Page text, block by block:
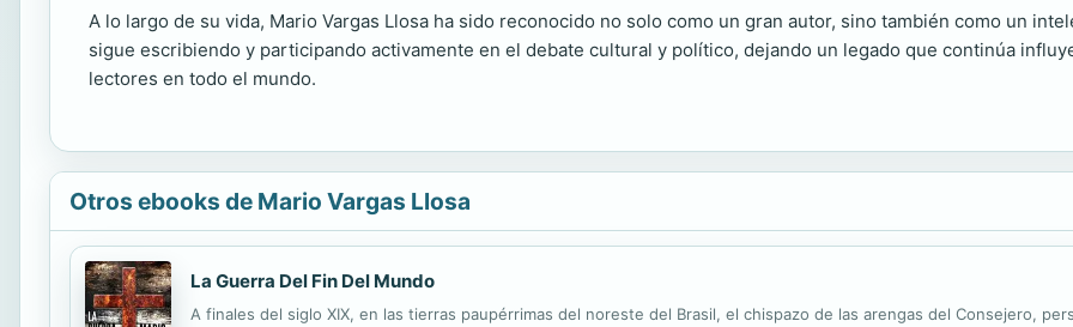
A lo largo de su vida, Mario Vargas Llosa ha sido reconocido no solo como un gran autor, sino también como un
sigue escribiendo y participando activamente en el debate cultural y político, dejando un legado que continúa
lectores en todo el mundo.
Otros ebooks de Mario Vargas Llosa
La Guerra Del Fin Del Mundo
A finales del siglo XIX, en las tierras paupérrimas del noreste del Brasil, el chispazo de las arengas del Consejero,